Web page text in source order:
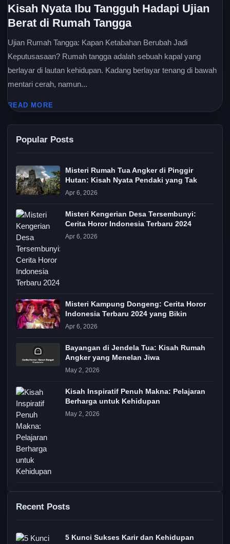
Kisah Nyata Ibu Tangguh Hadapi Ujian
Berat di Rumah Tangga
Ujian Rumah Tangga: Kapan Ketabahan Berubah Jadi
Keputusasaan? Rumah tangga adalah sebuah kapal yang
berlayar di lautan kehidupan. Kadang berlayar tenang di bawah
mentari cerah, namun...
READ MORE
Popular Posts
Misteri Rumah Tua Angker di Pinggir
Hutan: Kisah Nyata Pendaki yang Tak
Apr 6, 2026
Misteri Kengerian Desa Tersembunyi:
Cerita Horor Indonesia Terbaru 2024
Apr 6, 2026
Misteri Kampung Dongeng: Cerita Horor
Indonesia Terbaru 2024 yang Bikin
Apr 6, 2026
Bayangan di Jendela Tua: Kisah Rumah
Angker yang Menelan Jiwa
May 2, 2026
Kisah Inspiratif Penuh Makna: Pelajaran
Berharga untuk Kehidupan
May 2, 2026
Recent Posts
5 Kunci Sukses Karir dan Kehidupan